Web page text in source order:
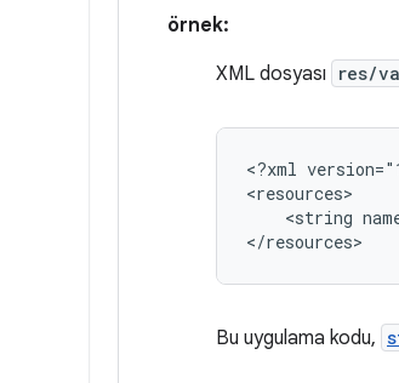
örnek:
XML dosyası
res/
<?xml
<string
</resources>
Bu uygulama kodu,